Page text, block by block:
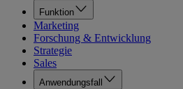
Funktion
Marketing
Forschung & Entwicklung
Strategie
Sales
Anwendungsfall